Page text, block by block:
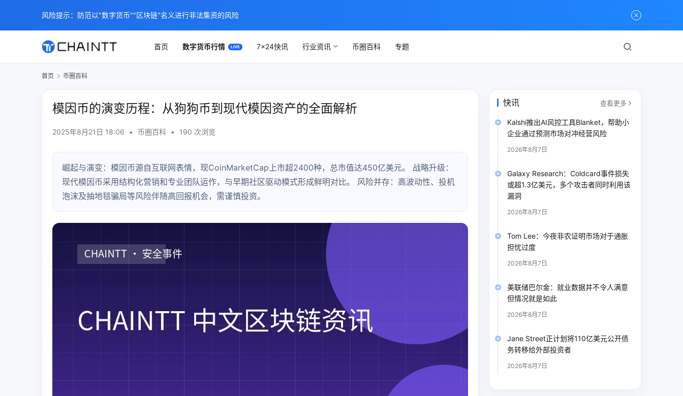
首页 数字货币行情 7×24快讯 行业资讯 币圈百科 专题
首页 币圈百科
模因币的演变历程：从狗狗币到现代模因资产的全面解析
2025年8月21日 18:06 • 币圈百科 • 190 次浏览
崛起与演变：模因币源自互联网表情，现CoinMarketCap上市超2400种，总市值达450亿美元。 战略升级：
现代模因币采用结构化营销和专业团队运作，与早期社区驱动模式形成鲜明对比。 风险并存：高波动性、投机
泡沫及抽地毯骗局等风险伴随高回报机会，需谨慎投资。
快讯 查看更多
Kalshi推出AI风控工具Blanket，帮助小
企业通过预测市场对冲经营风险
2026年8月7日
Galaxy Research：Coldcard事件损失
或超1.3亿美元，多个攻击者同时利用该
漏洞
2026年8月7日
Tom Lee：今夜非农证明市场对于通胀
担忧过度
2026年8月7日
美联储巴尔金：就业数据并不令人满意
但情况就是如此
2026年8月7日
Jane Street正计划将110亿美元公开债
务转移给外部投资者
2026年8月7日
风险提示：防范以"数字货币""区块链"名义进行非法集资的风险